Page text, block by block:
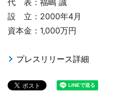
設 立：2000年4月
資本金：1,000万円
プレスリリース詳細